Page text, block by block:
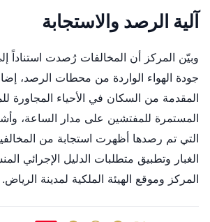
آلية الرصد والاستجابة
وبيّن المركز أن المخالفات رُصدت استناداً
جودة الهواء الواردة من محطات الرصد،
المقدمة من السكان في الأحياء المجاورة
المستمرة للمفتشين على مدار الساعة،
التي تم رصدها أظهرت استجابة من
الغبار وتطبيق متطلبات الدليل الإجرائي
المركز وموقع الهيئة الملكية لمدينة الرياض.